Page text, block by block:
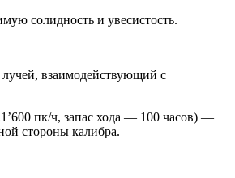
солидность и увесистость.
взаимодействующий с
пк/ч, запас хода — 100 часов) —
стороны калибра.